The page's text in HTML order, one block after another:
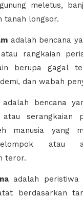
meletus,
tanah longsor.
adalah bencana
rangkaian
berupa gagal
dan wabah
adalah bencana
serangkaian
manusia yang
atau
teror.
adalah peristiwa
berdasarkan